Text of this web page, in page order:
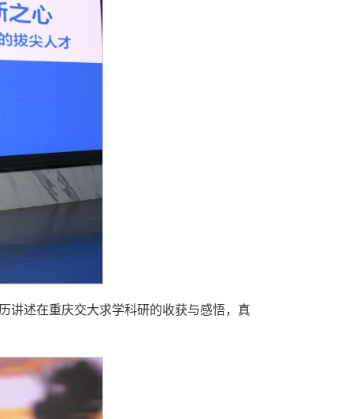
讲述在重庆交大求学科研的收获与感悟，真